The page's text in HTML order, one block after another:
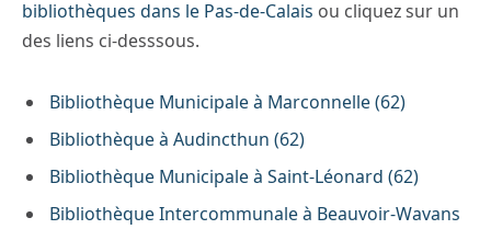
bibliothèques dans le Pas-de-Calais ou cliquez sur un
des liens ci-desssous.
Bibliothèque Municipale à Marconnelle (62)
Bibliothèque à Audincthun (62)
Bibliothèque Municipale à Saint-Léonard (62)
Bibliothèque Intercommunale à Beauvoir-Wavans